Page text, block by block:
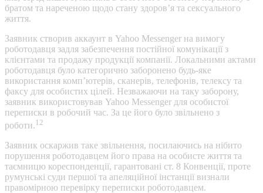
братом та нареченою щодо стану здоров’я та сексуального
життя.
Заявник створив аккаунт в Yahoo Messenger на вимогу
роботодавця задля забезпечення постійної комунікації з
клієнтами та продажу продукції компанії. Локальними актами
роботодавця було категорично заборонено будь-яке
використання комп’ютерів, сканерів, телефонів, телексу та
факсу для особистих цілей. Незважаючи на таку заборону,
заявник використовував Yahoo Messenger для особистої
переписки в робочий час. За це його було звільнено з
роботи.12
Заявник оскаржив таке звільнення, посилаючись на нібито
порушення роботодавцем його права на особисте життя та
таємницю кореспонденції, гарантовані ст. 8 Конвенції, проте
румунські суди першої та апеляційної інстанції визнали
правомірною перевірку переписки роботодавцем.